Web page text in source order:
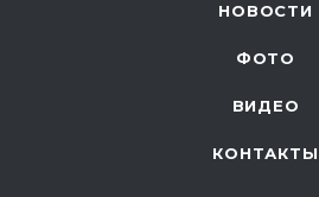
НОВОСТИ
ФОТО
ВИДЕО
КОНТАКТЫ